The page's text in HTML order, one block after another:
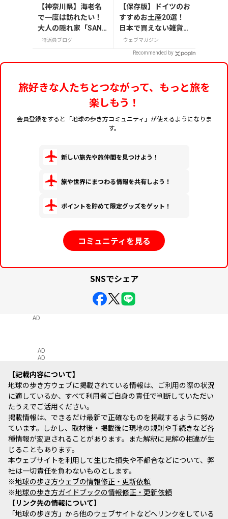
【神奈川県】海老名
で一度は訪れたい！
大人の隠れ家「SAND
GLASS 熾火」で味わ
特派員ブログ
【保存版】ドイツのお
すすめお土産20選！
日本で買えない雑貨か
らお菓子まで徹底紹介
ウェブマガジン
Recommended by
旅好きな人たちとつながって、もっと旅を
楽しもう！
会員登録をすると「地球の歩き方コミュニティ」が使えるようになりま
す。
新しい旅先や旅仲間を見つけよう！
旅や世界にまつわる情報を共有しよう！
ポイントを貯めて限定グッズをゲット！
コミュニティを見る
SNSでシェア
AD
AD
AD
記載内容について
地球の歩き方ウェブに掲載されている情報は、ご利用の際の状況
に適しているか、すべて利用者ご自身の責任で判断していただい
たうえでご活用ください。
掲載情報は、できるだけ最新で正確なものを掲載するように努め
ています。しかし、取材後・掲載後に現地の規則や手続きなど各
種情報が変更されることがあります。また解釈に見解の相違が生
じることもあります。
本ウェブサイトを利用して生じた損失や不都合などについて、弊
社は一切責任を負わないものとします。
※地球の歩き方ウェブの情報修正・更新依頼
※地球の歩き方ガイドブックの情報修正・更新依頼
リンク先の情報について
「地球の歩き方」から他のウェブサイトなどへリンクをしている